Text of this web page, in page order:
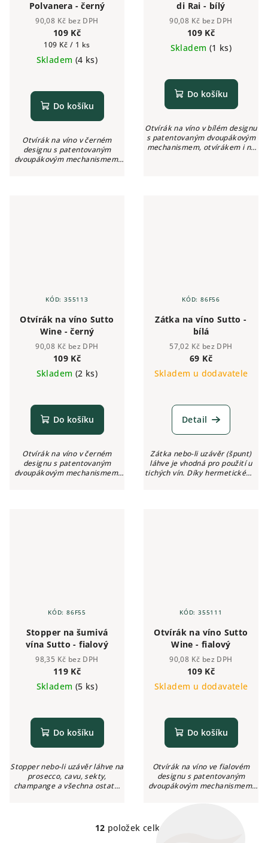
Polvanera - černý
90,08 Kč bez DPH
109 Kč
Měrná
cena:
109 Kč / 1 ks
Skladem (4 ks)
Do košíku
Otvírák na víno v černém
designu s patentovaným
dvoupákovým mechanismem,
di Rai - bílý
90,08 Kč bez DPH
109 Kč
Skladem (1 ks)
Do košíku
Otvírák na víno v bílém designu
s patentovaným dvoupákovým
mechanismem, otvírákem i na
Otvírák na víno Sutto
Wine - černý
90,08 Kč bez DPH
109 Kč
Skladem (2 ks)
Do košíku
Otvírák na víno v černém
designu s patentovaným
dvoupákovým mechanismem,
KÓD:355113
Zátka na víno Sutto -
bílá
57,02 Kč bez DPH
69 Kč
Skladem u dodavatele
Detail
Zátka nebo-li uzávěr (špunt)
láhve je vhodná pro použití u
tichých vín. Díky hermetickému
KÓD: 86F56
Stopper na šumivá
vína Sutto - fialový
98,35 Kč bez DPH
119 Kč
Skladem (5 ks)
Do košíku
Stopper nebo-li uzávěr láhve na
prosecco, cavu, sekty,
champange a všechna ostatní
KÓD: 86F55
Otvírák na víno Sutto
Wine - fialový
90,08 Kč bez DPH
109 Kč
Skladem u dodavatele
Do košíku
Otvírák na víno ve fialovém
designu s patentovaným
dvoupákovým mechanismem,
KÓD:355111
O
12 položek celkem